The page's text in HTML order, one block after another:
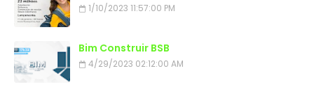
1/10/2023 11:57:00 PM
Bim Construir BSB
4/29/2023 02:12:00 AM